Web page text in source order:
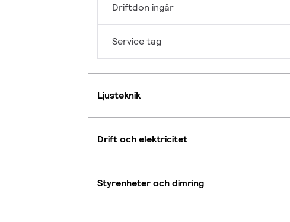
Driftdon ingår
Service tag
Ljusteknik
Drift och elektricitet
Styrenheter och dimring